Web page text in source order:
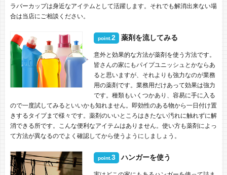
ラバーカップは身近なアイテムとして活躍します。それでも解消出来ない場
合は当店にご相談ください。
point.2 薬剤を流してみる
意外と効果的な方法が薬剤を使う方法です。
皆さんの家にもパイプユニッシュとかならあ
ると思いますが、それよりも強力なのが業務
用の薬剤です。業務用だけあって効果は強力
です。種類もいくつかあり、容易に手に入る
ので一度試してみるといいかも知れません。即効性のある物から一日付け置
きするタイプまで様々です。薬剤のいいところはきたない汚れに触れずに解
消できる所です。こんな便利なアイテムはありません。使い方も薬剤によっ
て方法が異なるのでよく確認してから使うようにしましょう。
point.3 ハンガーを使う